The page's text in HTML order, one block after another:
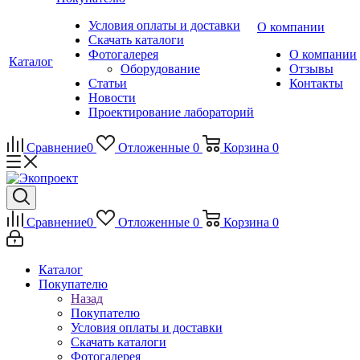
Каталог
Условия оплаты и доставки
Скачать каталоги
Фотогалерея
Оборудование
Статьи
Новости
Проектирование лабораторий
О компании
О компании
Отзывы
Контакты
Сравнение0 Отложенные 0 Корзина 0
Сравнение0 Отложенные 0 Корзина 0
Каталог
Покупателю
Назад
Покупателю
Условия оплаты и доставки
Скачать каталоги
Фотогалерея